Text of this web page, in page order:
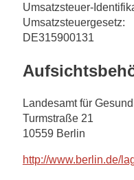
Umsatzsteuer-
Umsatzsteuergesetz:
DE315900131
Landesamt für
Turmstraße 21
10559 Berlin
http://www.berlin.de/